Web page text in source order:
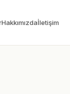
Hakkımızdaİletişim